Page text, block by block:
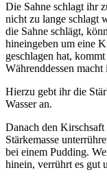
Die Sahne schlagt ihr
nicht zu lange schlagt
die Sahne schlägt,
hineingeben um eine
geschlagen hat,
Währenddessen
Hierzu gebt ihr die
Wasser an.
Danach den
Stärkemasse
bei einem Pudding.
hinein, verrührt es gut